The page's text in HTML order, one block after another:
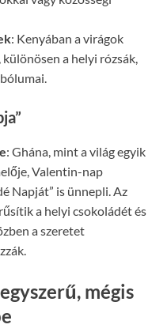
: Kenyában a virágok
a helyi rózsák,
: Ghána, mint a világ egyik
Valentin-nap
Napját” is ünnepli. Az
a helyi csokoládét és
a szeretet
mégis